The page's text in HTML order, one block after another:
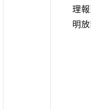
理
明